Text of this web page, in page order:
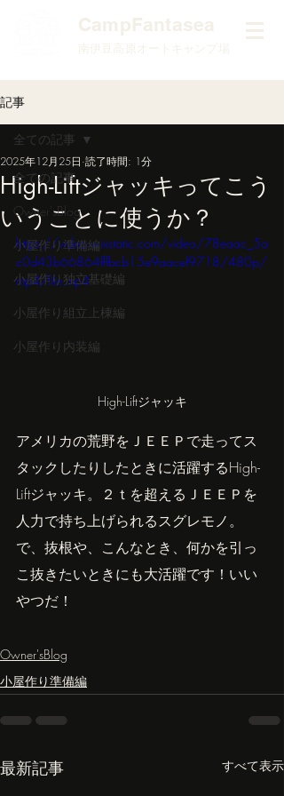
​CampFantasea
南伊豆高原オートキャンプ場
記事
全ての記事
Owner'sBlog
小屋作り準備編
小屋作り独立基礎編
小屋作り組立上棟編
小屋作り内装編
全ての記事
High-Liftジャッキってこう
いうことに使うか？
2025年12月25日 読了時間: 1分
https://video.wixstatic.com/video/78eaac_5a
c0d43b66864fffbcb15e9aacef9718/480p/
mp4/file.mp4
High-Liftジャッキ
アメリカの荒野をＪＥＥＰで走ってス
タックしたりしたときに活躍するHigh-
Liftジャッキ。２ｔを超えるＪＥＥＰを
人力で持ち上げられるスグレモノ。
で、抜根や、こんなとき、何かを引っ
こ抜きたいときにも大活躍です！いい
やつだ！
Owner'sBlog
小屋作り準備編
最新記事 すべて表示